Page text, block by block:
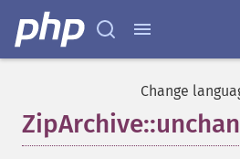
Change